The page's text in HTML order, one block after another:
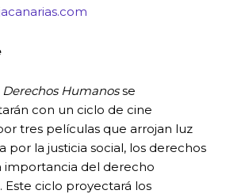
Derechos Humanosse
con un ciclo de cine
tres películas que arrojan luz
por la justicia social, los derechos
importancia del derecho
Este ciclo proyectará los